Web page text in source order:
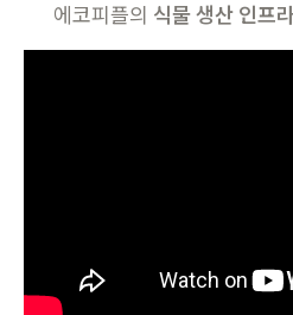
에코피플의 식물 생산 인프